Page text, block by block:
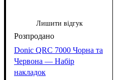
Лишити відгук
Donic QRC 7000 Чорна та
Червона — Набір
накладок